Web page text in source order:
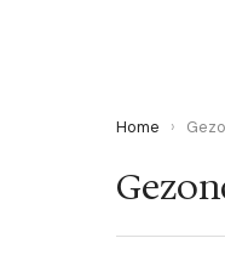
Home ›